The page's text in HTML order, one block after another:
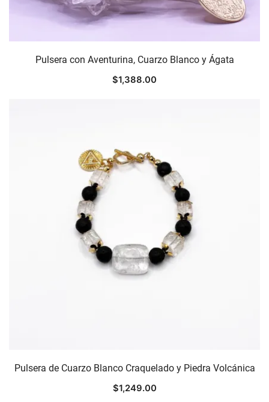
Pulsera con Aventurina, Cuarzo Blanco y Ágata
$1,388.00
Pulsera de Cuarzo Blanco Craquelado y Piedra Volcánica
$1,249.00